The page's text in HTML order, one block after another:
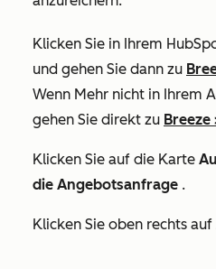
Klicken Sie in Ihrem
und gehen Sie dann zu
Wenn Mehr nicht in Ihrem
gehen Sie direkt zu Breeze
Klicken Sie auf die Karte
die Angebotsanfrage .
Klicken Sie oben rechts auf